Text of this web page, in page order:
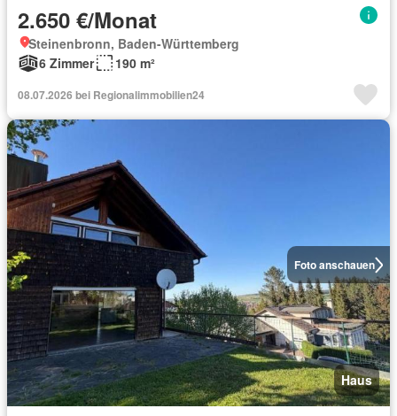
2.650 €/Monat
Steinenbronn, Baden-Württemberg
6 Zimmer
190 m²
08.07.2026 bei Regionalimmobilien24
Foto anschauen
Haus